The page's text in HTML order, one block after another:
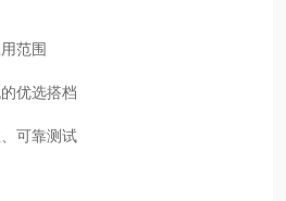
范围
优选搭档
可靠测试